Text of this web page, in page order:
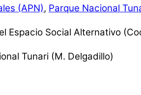
(APN), Parque Nacional
Espacio Social Alternativo